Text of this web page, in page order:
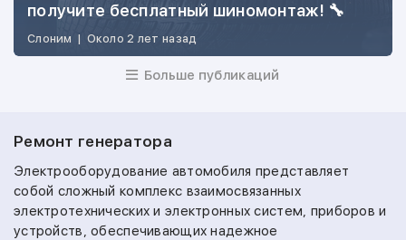
получите бесплатный шиномонтаж! 🔧
Слоним | Около 2 лет назад
Больше публикаций
Ремонт генератора
Электрооборудование автомобиля представляет
собой сложный комплекс взаимосвязанных
электротехнических и электронных систем, приборов и
устройств, обеспечивающих надежное